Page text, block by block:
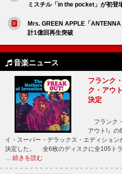
ミスチル「in the pocket」が初登
Mrs. GREEN APPLE「
計1億回再生突破
音楽ニュース
フランク
ク・アウ
決定
フランク
アウト!』の
イ・スーパー・デラックス・エディショ
決定した。 全6枚のディスクに全105ト
… 続きを読む